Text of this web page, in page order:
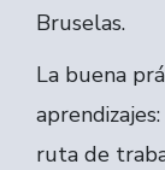
Bruselas.
La buena
ruta de